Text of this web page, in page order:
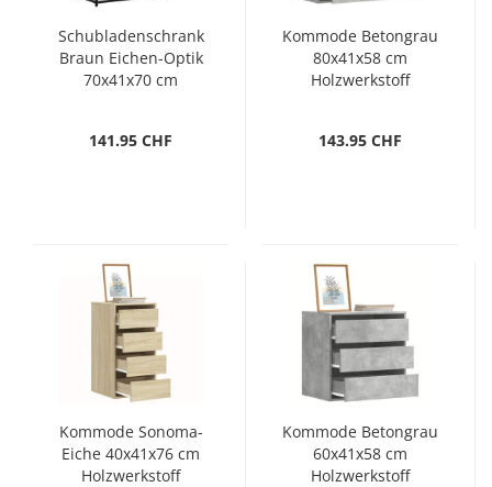
Schubladenschrank
Braun Eichen-Optik
70x41x70 cm
141.95 CHF
Kommode Betongrau
80x41x58 cm
Holzwerkstoff
143.95 CHF
Kommode Sonoma-
Eiche 40x41x76 cm
Holzwerkstoff
Kommode Betongrau
60x41x58 cm
Holzwerkstoff